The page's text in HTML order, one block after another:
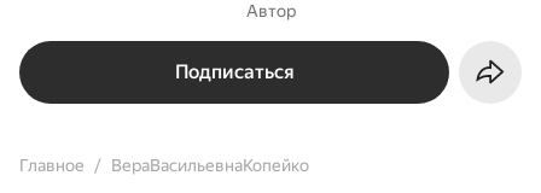
Автор
Подписаться
Главное ВераВасильевнаКопейко